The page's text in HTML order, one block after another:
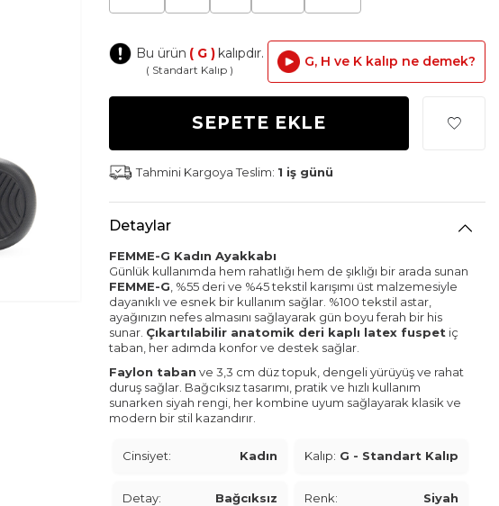
Bu ürün ( G ) kalıpdır.
( Standart Kalıp ) G, H ve K kalıp ne demek?
SEPETE EKLE
Tahmini Kargoya Teslim: 1 iş günü
Detaylar
FEMME-G Kadın Ayakkabı
Günlük kullanımda hem rahatlığı hem de şıklığı bir arada sunan
FEMME-G , %55 deri ve %45 tekstil karışımı üst malzemesiyle
dayanıklı ve esnek bir kullanım sağlar. %100 tekstil astar,
ayağınızın nefes almasını sağlayarak gün boyu ferah bir his
sunar. Çıkartılabilir anatomik deri kaplı latex fuspet iç
taban, her adımda konfor ve destek sağlar.
Faylon taban ve 3,3 cm düz topuk, dengeli yürüyüş ve rahat
duruş sağlar. Bağcıksız tasarımı, pratik ve hızlı kullanım
sunarken siyah rengi, her kombine uyum sağlayarak klasik ve
modern bir stil kazandırır.
Cinsiyet: Kadın Kalıp: G - Standart Kalıp
Detay: Bağcıksız Renk: Siyah